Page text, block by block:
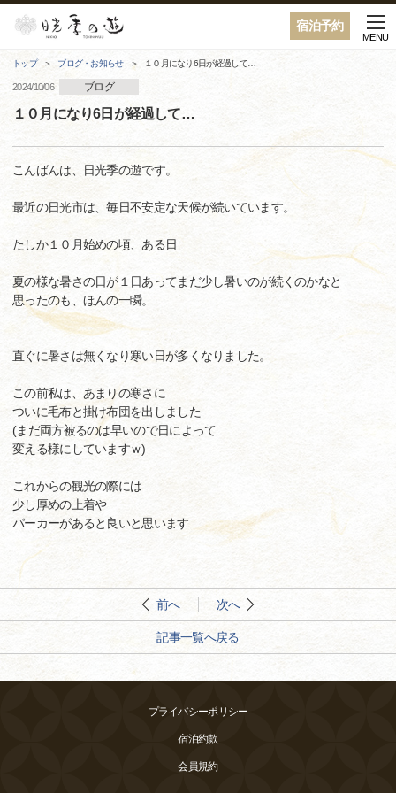
宿泊予約
MENU
トップ ブログ・お知らせ １０月になり6日が経過して…
2024/10/06 ブログ
１０月になり6日が経過して…
こんばんは、日光季の遊です。
最近の日光市は、毎日不安定な天候が続いています。
たしか１０月始めの頃、ある日
夏の様な暑さの日が１日あってまだ少し暑いのが続くのかなと
思ったのも、ほんの一瞬。
直ぐに暑さは無くなり寒い日が多くなりました。
この前私は、あまりの寒さに
ついに毛布と掛け布団を出しました
(まだ両方被るのは早いので日によって
変える様にしていますｗ)
これからの観光の際には
少し厚めの上着や
パーカーがあると良いと思います
前へ 次へ
記事一覧へ戻る
プライバシーポリシー
宿泊約款
会員規約